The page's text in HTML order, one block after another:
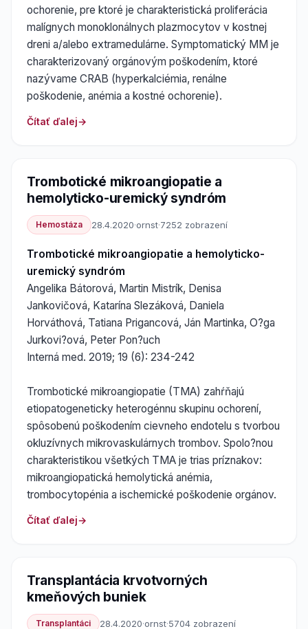
ochorenie, pre ktoré je charakteristická proliferácia
malígnych monoklonálnych plazmocytov v kostnej
dreni a/alebo extramedulárne. Symptomatický MM je
charakterizovaný orgánovým poškodením, ktoré
nazývame CRAB (hyperkalciémia, renálne
poškodenie, anémia a kostné ochorenie).
Čítať ďalej
Trombotické mikroangiopatie a
hemolyticko-uremický syndróm
Hemostáza 28.4.2020·ornst·7252 zobrazení
Trombotické mikroangiopatie a hemolyticko-
uremický syndróm
Angelika Bátorová, Martin Mistrík, Denisa
Jankovičová, Katarína Slezáková, Daniela
Horváthová, Tatiana Prigancová, Ján Martinka, O?ga
Jurkovi?ová, Peter Pon?uch
Interná med. 2019; 19 (6): 234-242
Trombotické mikroangiopatie (TMA) zahŕňajú
etiopatogeneticky heterogénnu skupinu ochorení,
spôsobenú poškodením cievneho endotelu s tvorbou
okluzívnych mikrovaskulárnych trombov. Spolo?nou
charakteristikou všetkých TMA je trias príznakov:
mikroangiopatická hemolytická anémia,
trombocytopénia a ischemické poškodenie orgánov.
Čítať ďalej
Transplantácia krvotvorných
kmeňových buniek
Transplantáci 28.4.2020·ornst·5704 zobrazení